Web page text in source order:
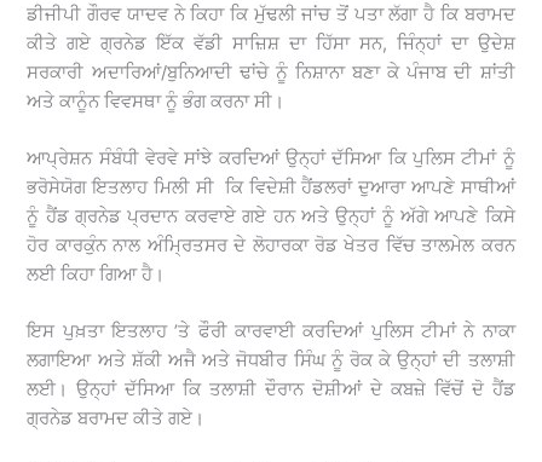
ਡੀਜੀਪੀ ਗੌਰਵ ਯਾਦਵ ਨੇ ਕਿਹਾ ਕਿ ਮੁੱਢਲੀ ਜਾਂਚ ਤੋਂ ਪਤਾ ਲੱਗਾ ਹੈ ਕਿ ਬਰਾਮਦ
ਕੀਤੇ ਗਏ ਗ੍ਰਨੇਡ ਇੱਕ ਵੱਡੀ ਸਾਜ਼ਿਸ਼ ਦਾ ਹਿੱਸਾ ਸਨ, ਜਿੰਨ੍ਹਾਂ ਦਾ ਉਦੇਸ਼
ਸਰਕਾਰੀ ਅਦਾਰਿਆਂ/ਬੁਨਿਆਦੀ ਢਾਂਚੇ ਨੂੰ ਨਿਸ਼ਾਨਾ ਬਣਾ ਕੇ ਪੰਜਾਬ ਦੀ ਸ਼ਾਂਤੀ
ਅਤੇ ਕਾਨੂੰਨ ਵਿਵਸਥਾ ਨੂੰ ਭੰਗ ਕਰਨਾ ਸੀ।
ਆਪ੍ਰੇਸ਼ਨ ਸੰਬੰਧੀ ਵੇਰਵੇ ਸਾਂਝੇ ਕਰਦਿਆਂ ਉਨ੍ਹਾਂ ਦੱਸਿਆ ਕਿ ਪੁਲਿਸ ਟੀਮਾਂ ਨੂੰ
ਭਰੋਸੇਯੋਗ ਇਤਲਾਹ ਮਿਲੀ ਸੀ ਕਿ ਵਿਦੇਸ਼ੀ ਹੈਂਡਲਰਾਂ ਦੁਆਰਾ ਆਪਣੇ ਸਾਥੀਆਂ
ਨੂੰ ਹੈਂਡ ਗ੍ਰਨੇਡ ਪ੍ਰਦਾਨ ਕਰਵਾਏ ਗਏ ਹਨ ਅਤੇ ਉਨ੍ਹਾਂ ਨੂੰ ਅੱਗੇ ਆਪਣੇ ਕਿਸੇ
ਹੋਰ ਕਾਰਕੁੰਨ ਨਾਲ ਅੰਮ੍ਰਿਤਸਰ ਦੇ ਲੋਹਾਰਕਾ ਰੋਡ ਖੇਤਰ ਵਿੱਚ ਤਾਲਮੇਲ ਕਰਨ
ਲਈ ਕਿਹਾ ਗਿਆ ਹੈ।
ਇਸ ਪੁਖ਼ਤਾ ਇਤਲਾਹ ’ਤੇ ਫੌਰੀ ਕਾਰਵਾਈ ਕਰਦਿਆਂ ਪੁਲਿਸ ਟੀਮਾਂ ਨੇ ਨਾਕਾ
ਲਗਾਇਆ ਅਤੇ ਸ਼ੱਕੀ ਅਜੈ ਅਤੇ ਜੋਧਬੀਰ ਸਿੰਘ ਨੂੰ ਰੋਕ ਕੇ ਉਨ੍ਹਾਂ ਦੀ ਤਲਾਸ਼ੀ
ਲਈ। ਉਨ੍ਹਾਂ ਦੱਸਿਆ ਕਿ ਤਲਾਸ਼ੀ ਦੌਰਾਨ ਦੋਸ਼ੀਆਂ ਦੇ ਕਬਜ਼ੇ ਵਿੱਚੋਂ ਦੋ ਹੈਂਡ
ਗ੍ਰਨੇਡ ਬਰਾਮਦ ਕੀਤੇ ਗਏ।